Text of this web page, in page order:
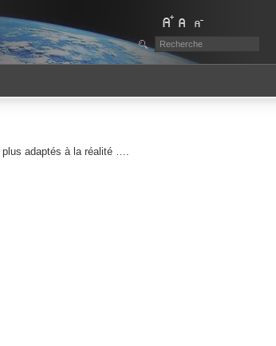
plus adaptés à la réalité ….